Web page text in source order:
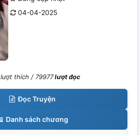
04-04-2025
lượt thích / 79977lượt đọc
Đọc Truyện
Danh sách chương